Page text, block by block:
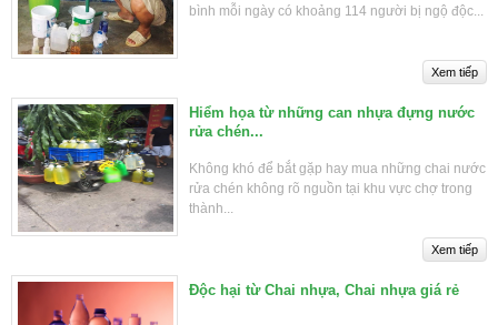
bình mỗi ngày có khoảng 114 người bị ngộ độc...
Hiểm họa từ những can nhựa đựng nước
rửa chén...
Không khó để bắt gặp hay mua những chai nước
rửa chén không rõ nguồn tại khu vực chợ trong
thành...
Độc hại từ Chai nhựa, Chai nhựa giá rẻ